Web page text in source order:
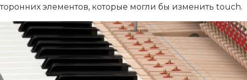
элементов, которые могли бы изменить touch.